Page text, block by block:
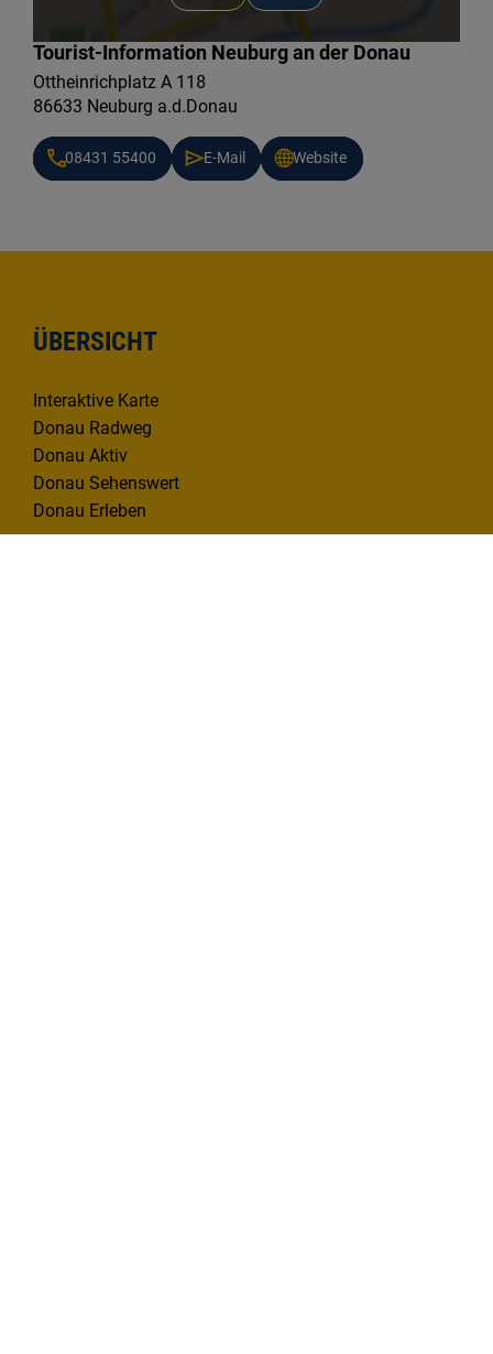
Tourist-Information Neuburg an der Donau
Ottheinrichplatz A 118
86633 Neuburg a.d.Donau
08431 55400 E-Mail Website
ÜBERSICHT
Interaktive Karte
Donau Radweg
Donau Aktiv
Donau Sehenswert
Donau Erleben